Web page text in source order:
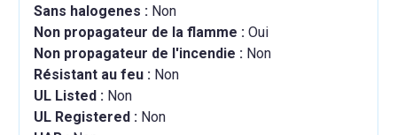
Sans halogenes : Non
Non propagateur de la flamme : Oui
Non propagateur de l'incendie : Non
Résistant au feu : Non
UL Listed : Non
UL Registered : Non